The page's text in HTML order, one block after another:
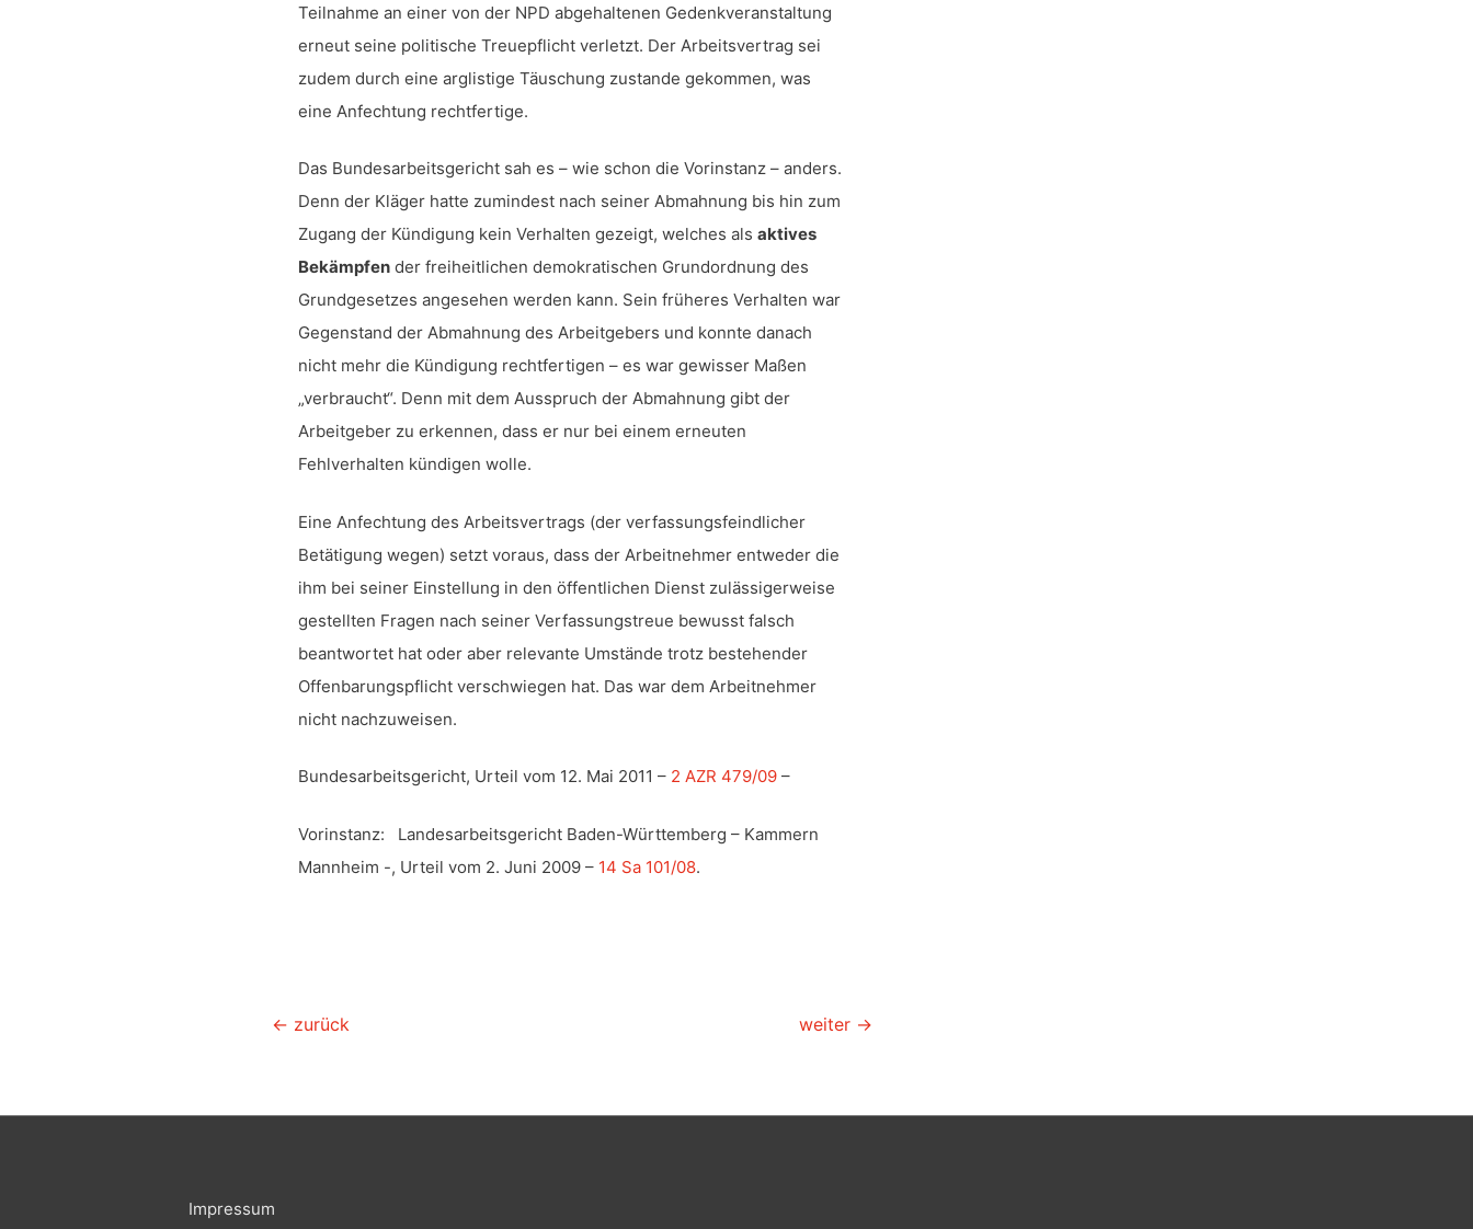
Teilnahme an einer von der NPD abgehaltenen Gedenkveranstaltung
erneut seine politische Treuepflicht verletzt. Der Arbeitsvertrag sei
zudem durch eine arglistige Täuschung zustande gekommen, was
eine Anfechtung rechtfertige.
Das Bundesarbeitsgericht sah es – wie schon die Vorinstanz – anders.
Denn der Kläger hatte zumindest nach seiner Abmahnung bis hin zum
Zugang der Kündigung kein Verhalten gezeigt, welches alsaktives
Bekämpfen der freiheitlichen demokratischen Grundordnung des
Grundgesetzes angesehen werden kann. Sein früheres Verhalten war
Gegenstand der Abmahnung des Arbeitgebers und konnte danach
nicht mehr die Kündigung rechtfertigen – es war gewisser Maßen
„verbraucht“. Denn mit dem Ausspruch der Abmahnung gibt der
Arbeitgeber zu erkennen, dass er nur bei einem erneuten
Fehlverhalten kündigen wolle.
Eine Anfechtung des Arbeitsvertrags (der verfassungsfeindlicher
Betätigung wegen) setzt voraus, dass der Arbeitnehmer entweder die
ihm bei seiner Einstellung in den öffentlichen Dienst zulässigerweise
gestellten Fragen nach seiner Verfassungstreue bewusst falsch
beantwortet hat oder aber relevante Umstände trotz bestehender
Offenbarungspflicht verschwiegen hat. Das war dem Arbeitnehmer
nicht nachzuweisen.
Bundesarbeitsgericht, Urteil vom 12. Mai 2011 – 2 AZR 479/09 –
Vorinstanz: Landesarbeitsgericht Baden-Württemberg – Kammern
Mannheim -, Urteil vom 2. Juni 2009 – 14 Sa 101/08.
← zurück weiter →
Impressum